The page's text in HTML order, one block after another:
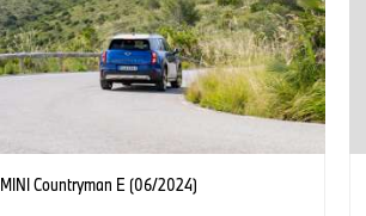
MINI Countryman E (06/2024)